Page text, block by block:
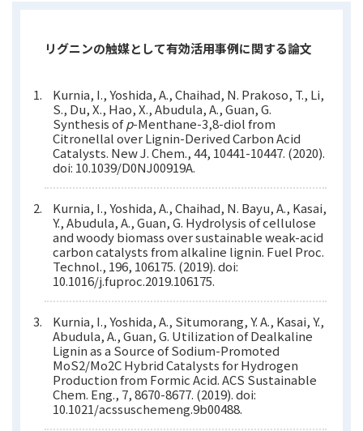
リグニンの触媒として有効活用事例に関する論文
Kurnia, I., Yoshida, A., Chaihad, N. Prakoso, T., Li,
S., Du, X., Hao, X., Abudula, A., Guan, G.
Synthesis ofp-Menthane-3,8-diol from
Citronellal over Lignin-Derived Carbon Acid
Catalysts. New J. Chem., 44, 10441-10447. (2020).
doi: 10.1039/D0NJ00919A.
Kurnia, I., Yoshida, A., Chaihad, N. Bayu, A., Kasai,
Y., Abudula, A., Guan, G. Hydrolysis of cellulose
and woody biomass over sustainable weak-acid
carbon catalysts from alkaline lignin. Fuel Proc.
Technol., 196, 106175. (2019). doi:
10.1016/j.fuproc.2019.106175.
Kurnia, I., Yoshida, A., Situmorang, Y. A., Kasai, Y.,
Abudula, A., Guan, G. Utilization of Dealkaline
Lignin as a Source of Sodium-Promoted
MoS2/Mo2C Hybrid Catalysts for Hydrogen
Production from Formic Acid. ACS Sustainable
Chem. Eng., 7, 8670-8677. (2019). doi:
10.1021/acssuschemeng.9b00488.